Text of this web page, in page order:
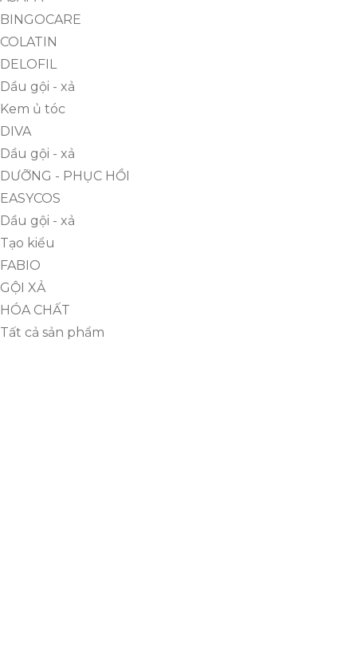
BINGOCARE
COLATIN
DELOFIL
Dầu gội - xả
Kem ủ tóc
DIVA
Dầu gội - xả
DƯỠNG - PHỤC HỒI
EASYCOS
Dầu gội - xả
Tạo kiểu
FABIO
GỘI XẢ
HÓA CHẤT
Tất cả sản phẩm